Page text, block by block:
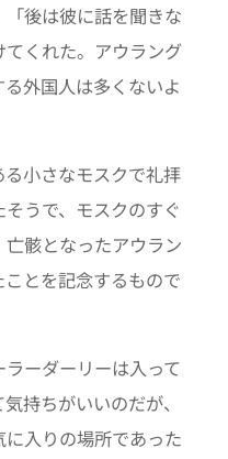
後は彼に話を聞きな
くれた。アウラング
外国人は多くないよ
小さなモスクで礼拝
うで、モスクのすぐ
骸となったアウラン
とを記念するもので
ーダーリーは入って
持ちがいいのだが、
入りの場所であった